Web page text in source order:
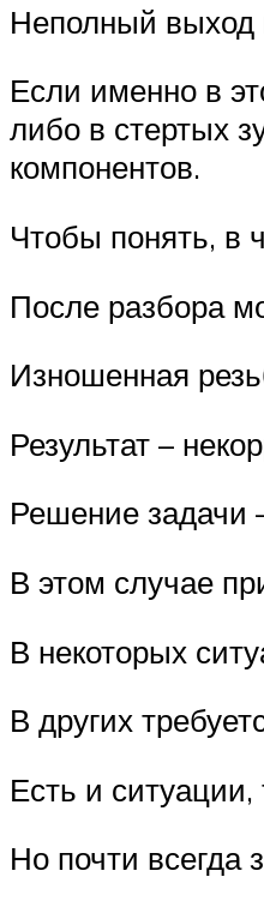
Неполный выход
Если именно в
либо в стертых
компонентов.
Чтобы понять, в
После разбора
Изношенная
Результат –
Решение задачи
В этом случае
В некоторых
В других
Есть и
Но почти всегда